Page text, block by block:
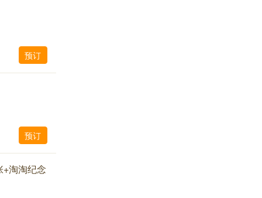
预订
预订
淘淘纪念